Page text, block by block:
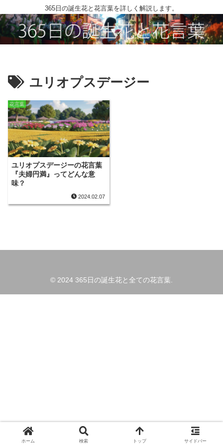
365日の誕生花と花言葉を詳しく解説します。
ユリオプスデージー
花言葉
ユリオプスデージーの花言葉
『夫婦円満』ってどんな意
味？
2024.02.07
© 2024 365日の誕生花と全ての花言葉.
ホーム 検索 トップ サイドバー